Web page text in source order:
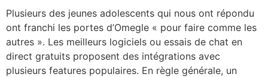
Plusieurs des jeunes adolescents qui nous ont répondu
ont franchi les portes d’Omegle « pour faire comme les
autres ». Les meilleurs logiciels ou essais de chat en
direct gratuits proposent des intégrations avec
plusieurs features populaires. En règle générale, un